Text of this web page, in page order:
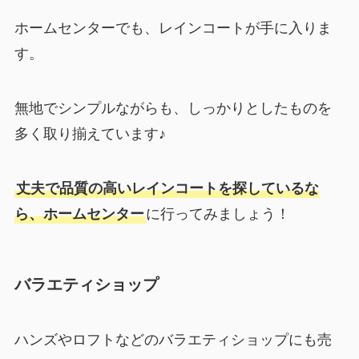
ホームセンターでも、レインコートが手に入りま
す。
無地でシンプルながらも、しっかりとしたものを
多く取り揃えています♪
丈夫で品質の高いレインコートを探しているな
ら、ホームセンターに行ってみましょう！
バラエティショップ
ハンズやロフトなどのバラエティショップにも売